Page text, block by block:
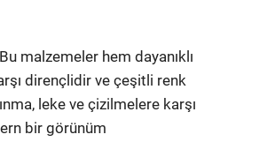
malzemeler hem dayanıklı
dirençlidir ve çeşitli renk
leke ve çizilmelere karşı
bir görünüm